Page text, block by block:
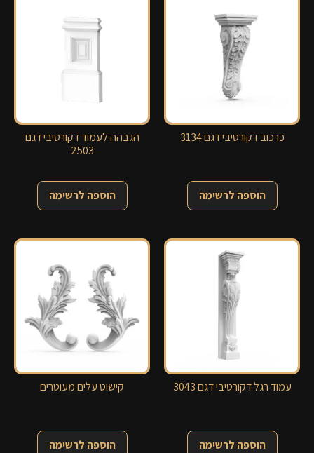
כרכוב דקורטיבי דגם 3134
הוספה לרשימה
הגבהה לעמוד דקורטיבי דגם
2503
הוספה לרשימה
עמוד רגל דקורטיבי דגם 3043
הוספה לרשימה
קישוט עלים מעוטרים
הוספה לרשימה